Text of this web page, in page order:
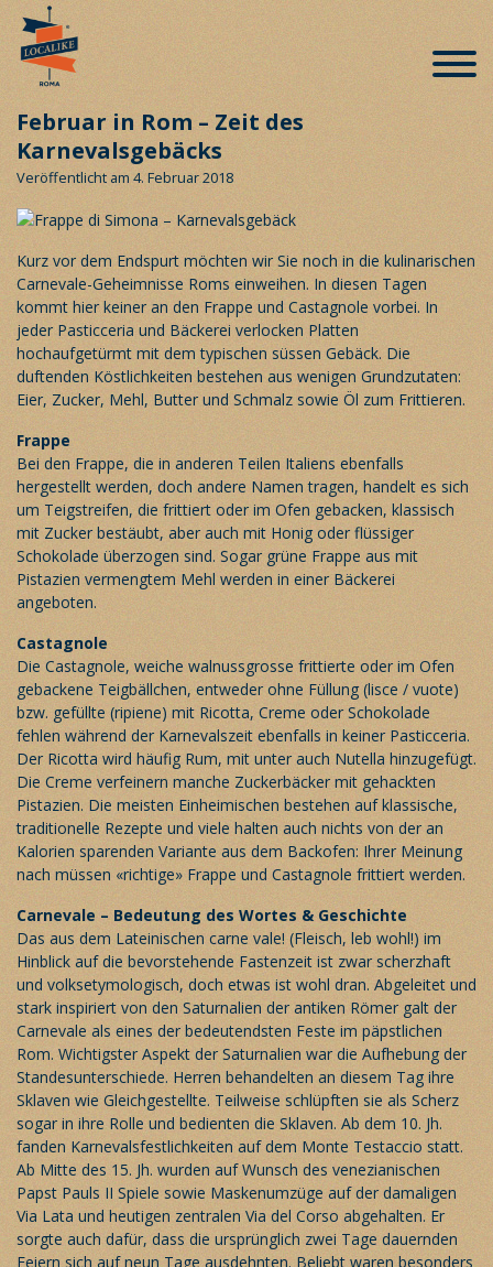
Februar in Rom – Zeit des
Karnevalsgebäcks
Veröffentlicht am 4. Februar 2018
Kurz vor dem Endspurt möchten wir Sie noch in die kulinarischen
Carnevale-Geheimnisse Roms einweihen. In diesen Tagen
kommt hier keiner an den Frappe und Castagnole vorbei. In
jeder Pasticceria und Bäckerei verlocken Platten
hochaufgetürmt mit dem typischen süssen Gebäck. Die
duftenden Köstlichkeiten bestehen aus wenigen Grundzutaten:
Eier, Zucker, Mehl, Butter und Schmalz sowie Öl zum Frittieren.
Frappe
Bei den Frappe, die in anderen Teilen Italiens ebenfalls
hergestellt werden, doch andere Namen tragen, handelt es sich
um Teigstreifen, die frittiert oder im Ofen gebacken, klassisch
mit Zucker bestäubt, aber auch mit Honig oder flüssiger
Schokolade überzogen sind. Sogar grüne Frappe aus mit
Pistazien vermengtem Mehl werden in einer Bäckerei
angeboten.
Castagnole
Die Castagnole, weiche walnussgrosse frittierte oder im Ofen
gebackene Teigbällchen, entweder ohne Füllung (lisce / vuote)
bzw. gefüllte (ripiene) mit Ricotta, Creme oder Schokolade
fehlen während der Karnevalszeit ebenfalls in keiner Pasticceria.
Der Ricotta wird häufig Rum, mit unter auch Nutella hinzugefügt.
Die Creme verfeinern manche Zuckerbäcker mit gehackten
Pistazien. Die meisten Einheimischen bestehen auf klassische,
traditionelle Rezepte und viele halten auch nichts von der an
Kalorien sparenden Variante aus dem Backofen: Ihrer Meinung
nach müssen «richtige» Frappe und Castagnole frittiert werden.
Carnevale – Bedeutung des Wortes & Geschichte
Das aus dem Lateinischen carne vale! (Fleisch, leb wohl!) im
Hinblick auf die bevorstehende Fastenzeit ist zwar scherzhaft
und volksetymologisch, doch etwas ist wohl dran. Abgeleitet und
stark inspiriert von den Saturnalien der antiken Römer galt der
Carnevale als eines der bedeutendsten Feste im päpstlichen
Rom. Wichtigster Aspekt der Saturnalien war die Aufhebung der
Standesunterschiede. Herren behandelten an diesem Tag ihre
Sklaven wie Gleichgestellte. Teilweise schlüpften sie als Scherz
sogar in ihre Rolle und bedienten die Sklaven. Ab dem 10. Jh.
fanden Karnevalsfestlichkeiten auf dem Monte Testaccio statt.
Ab Mitte des 15. Jh. wurden auf Wunsch des venezianischen
Papst Pauls II Spiele sowie Maskenumzüge auf der damaligen
Via Lata und heutigen zentralen Via del Corso abgehalten. Er
sorgte auch dafür, dass die ursprünglich zwei Tage dauernden
Feiern sich auf neun Tage ausdehnten. Beliebt waren besonders